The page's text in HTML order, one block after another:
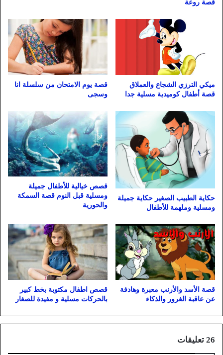
قصة روعة
ميكي الترزي الشجاع والعملاق
قصة أطفال كوميدية مسلية جدا
قصة يوم الامتحان من سلسلة انا
وسجى
حكاية الطبيب الصغير حكاية جميلة
ومسلية وملهمة للأطفال
قصص خيالية للأطفال جميلة
ومسلية قبل النوم قصة السمكة
والحورية
قصة الأسد والأرنب معبرة وهادفة
عن عاقبة الغرور والذكاء
قصص اطفال مكتوبة بخط كبير
بالحركات مسلية و مفيدة للصغار
‫26 تعليقات